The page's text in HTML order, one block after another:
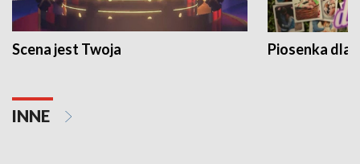
Scena jest Twoja Piosenka dla
INNE